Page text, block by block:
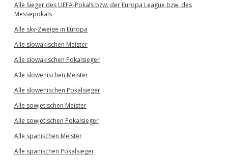
Alle Sieger des UEFA-Pokals bzw. der Europa League bzw. des
Messepokals
Alle sky-Zweige in Europa
Alle slowakischen Meister
Alle slowakischen Pokalsieger
Alle slowenischen Meister
Alle slowenischen Pokalsieger
Alle sowjetischen Meister
Alle sowjetischen Pokalsieger
Alle spanischen Meister
Alle spanischen Pokalsieger